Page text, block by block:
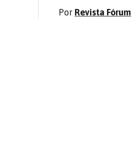
Por Revista Fórum